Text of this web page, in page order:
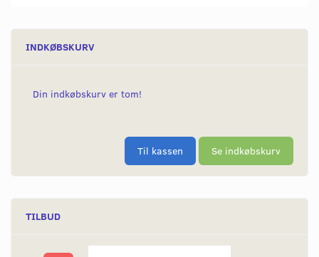
INDKØBSKURV
Din indkøbskurv er tom!
Til kassen Se indkøbskurv
TILBUD